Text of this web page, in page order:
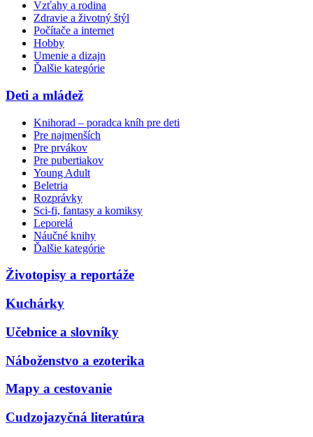
Vzťahy a rodina
Zdravie a životný štýl
Počítače a internet
Hobby
Umenie a dizajn
Ďalšie kategórie
Deti a mládež
Knihorad – poradca kníh pre deti
Pre najmenších
Pre prvákov
Pre pubertiakov
Young Adult
Beletria
Rozprávky
Sci-fi, fantasy a komiksy
Leporelá
Náučné knihy
Ďalšie kategórie
Životopisy a reportáže
Kuchárky
Učebnice a slovníky
Náboženstvo a ezoterika
Mapy a cestovanie
Cudzojazyčná literatúra